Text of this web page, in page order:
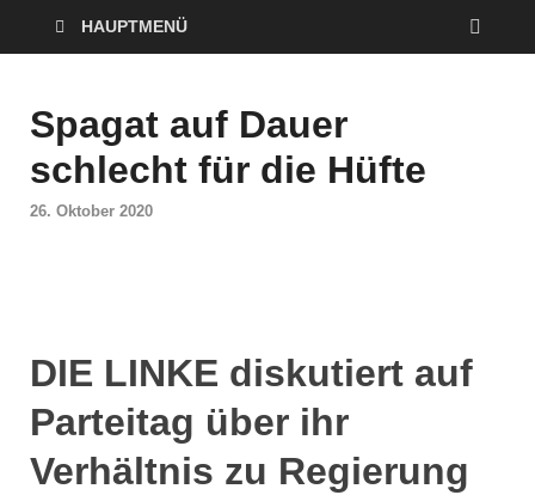
HAUPTMENÜ
Spagat auf Dauer
schlecht für die Hüfte
26. Oktober 2020
DIE LINKE diskutiert auf
Parteitag über ihr
Verhältnis zu Regierung